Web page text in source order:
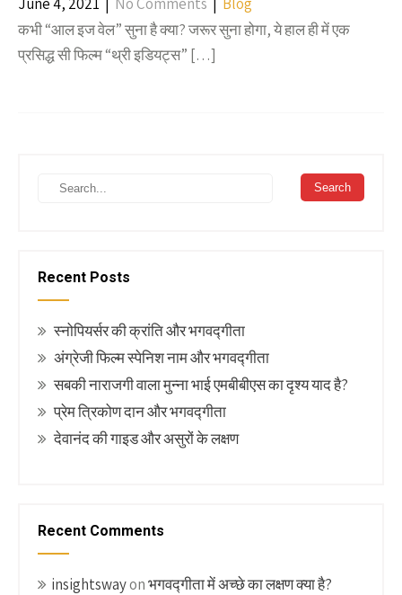
कभी “आल इज वेल” सुना है क्या? जरूर सुना होगा, ये हाल ही में एक
प्रसिद्ध सी फिल्म “थ्री इडियट्स” […]
Recent Posts
स्नोपियर्सर की क्रांति और भगवद्गीता
अंग्रेजी फिल्म स्पेनिश नाम और भगवद्गीता
सबकी नाराजगी वाला मुन्ना भाई एमबीबीएस का दृश्य याद है?
प्रेम त्रिकोण दान और भगवद्गीता
देवानंद की गाइड और असुरों के लक्षण
Recent Comments
insightswayonभगवद्गीता में अच्छे का लक्षण क्या है?